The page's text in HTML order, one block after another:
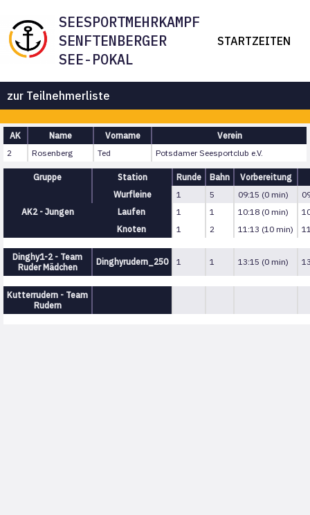
SEESPORTMEHRKAMPF
SENFTENBERGER
SEE-POKAL
STARTZEITEN
zur Teilnehmerliste
AK Name Vorname
Verein
2
Rosenberg Ted Potsdamer Seesportclub e.V.
Gruppe Station Runde Bahn Vorbereitung
AK2 - Jungen
Wurfleine 1 5 09:15 (0 min)
Laufen
1 1 10:18 (0 min)
Knoten
1 2 11:13 (10 min)
Dinghy1-2 - Team
Ruder Mädchen
Dinghyrudern_250 1 1 13:15 (0 min)
Kutterrudern - Team
Rudern